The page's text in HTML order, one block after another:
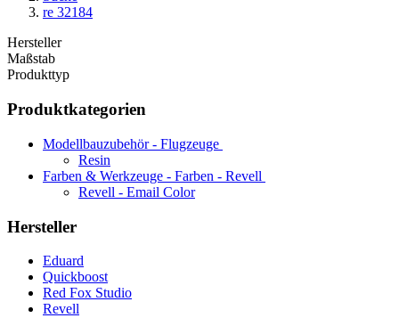
re 32184
Hersteller
Maßstab
Produkttyp
Produktkategorien
Modellbauzubehör - Flugzeuge
Resin
Farben & Werkzeuge - Farben - Revell
Revell - Email Color
Hersteller
Eduard
Quickboost
Red Fox Studio
Revell